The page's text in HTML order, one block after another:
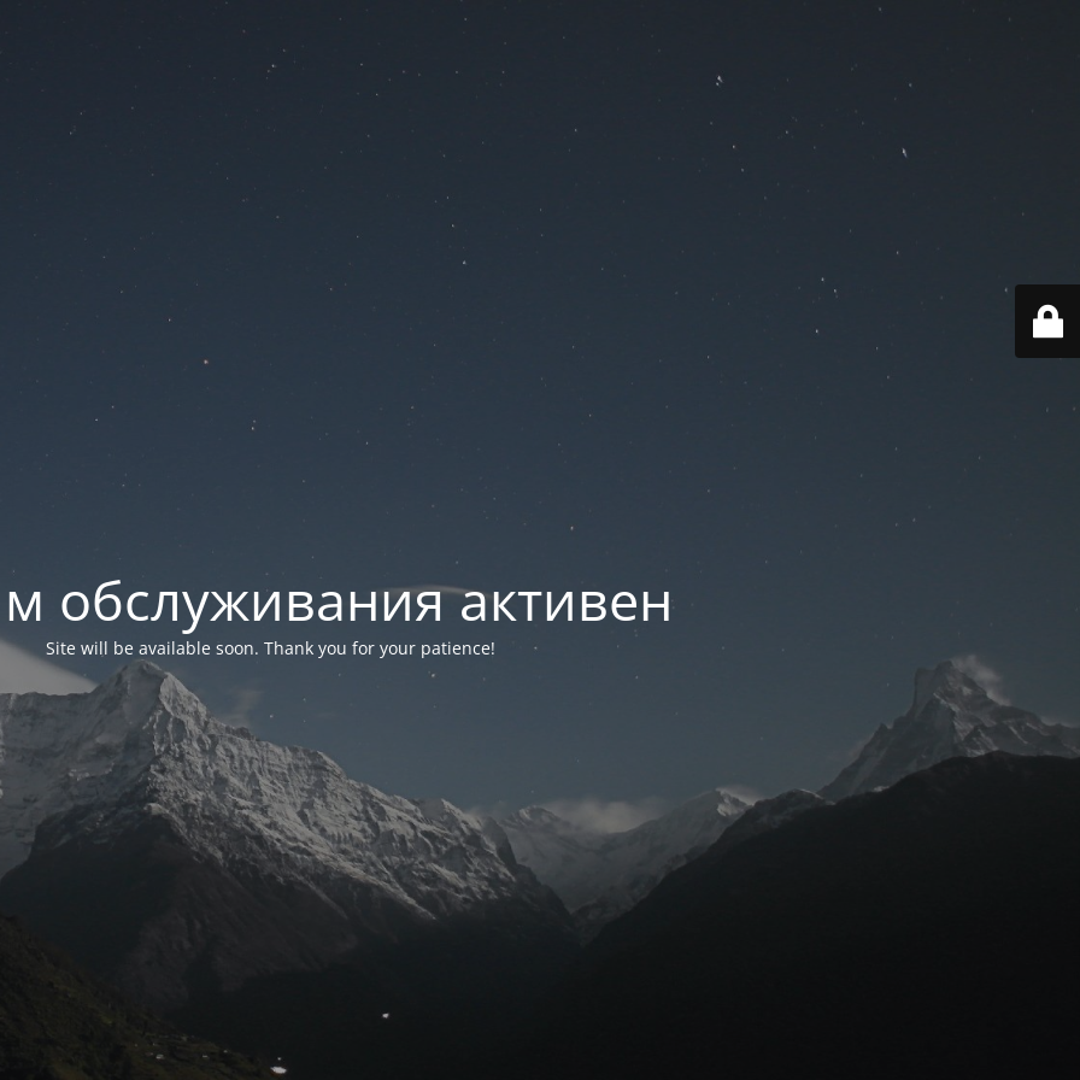
обслуживания активен
Site will be available soon. Thank you for your patience!